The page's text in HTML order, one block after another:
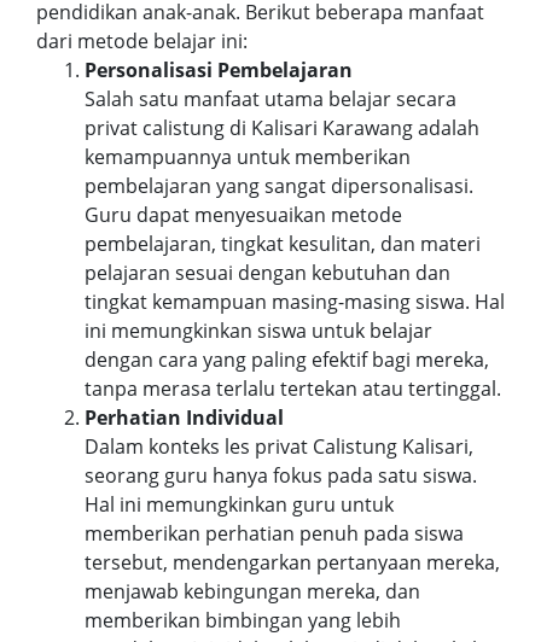
pendidikan anak-anak. Berikut beberapa manfaat
dari metode belajar ini:
Personalisasi Pembelajaran
Salah satu manfaat utama belajar secara
privat calistung di Kalisari Karawang adalah
kemampuannya untuk memberikan
pembelajaran yang sangat dipersonalisasi.
Guru dapat menyesuaikan metode
pembelajaran, tingkat kesulitan, dan materi
pelajaran sesuai dengan kebutuhan dan
tingkat kemampuan masing-masing siswa. Hal
ini memungkinkan siswa untuk belajar
dengan cara yang paling efektif bagi mereka,
tanpa merasa terlalu tertekan atau tertinggal.
Perhatian Individual
Dalam konteks les privat Calistung Kalisari,
seorang guru hanya fokus pada satu siswa.
Hal ini memungkinkan guru untuk
memberikan perhatian penuh pada siswa
tersebut, mendengarkan pertanyaan mereka,
menjawab kebingungan mereka, dan
memberikan bimbingan yang lebih